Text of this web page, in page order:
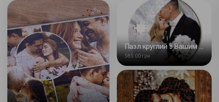
Пазл круглий з Вашим фото
585.00 грн